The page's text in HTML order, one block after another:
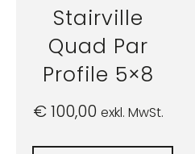
Stairville
Quad Par
Profile 5×8
€100,00 exkl. MwSt.